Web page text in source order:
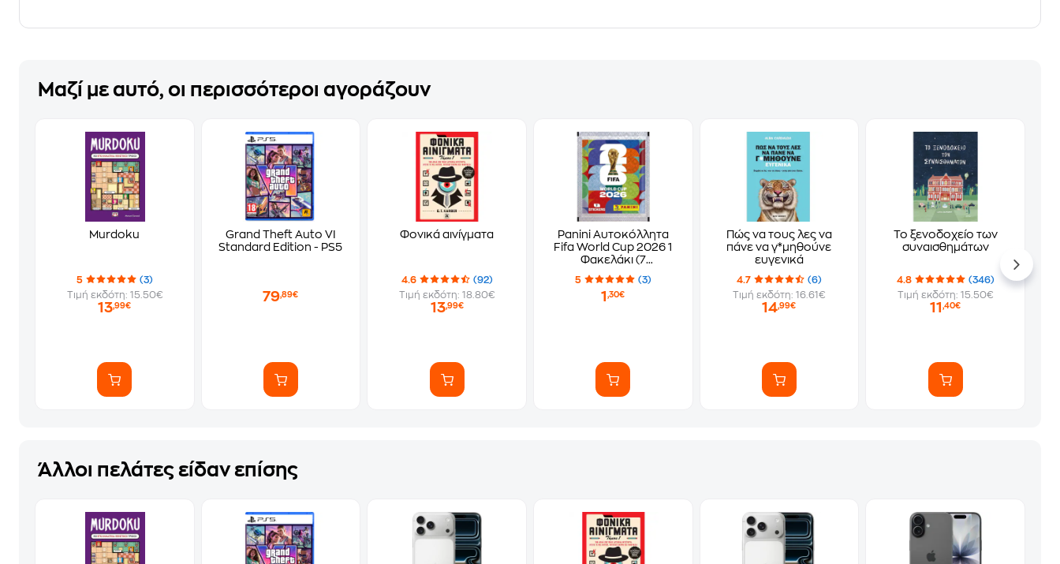
Μαζί με αυτό, οι περισσότεροι αγοράζουν
Murdoku
5
(3)
Τιμή εκδότη: 15.50€
13,99€
Grand Theft Auto VI
Standard Edition - PS5
79,89€
Φονικά αινίγματα
4.6
(92)
Τιμή εκδότη: 18.80€
13,99€
Panini Αυτοκόλλητα
Fifa World Cup 2026 1
Φακελάκι (7
Αυτοκόλλητα)
5 (3)
1,30€
Πώς να τους λες να
πάνε να γ*μηθούνε
ευγενικά
4.7
(6)
Τιμή εκδότη: 16.61€
14,99€
Το ξενοδοχείο των
συναισθημάτων
4.8
(346)
Τιμή εκδότη: 15.50€
11,40€
Άλλοι πελάτες είδαν επίσης